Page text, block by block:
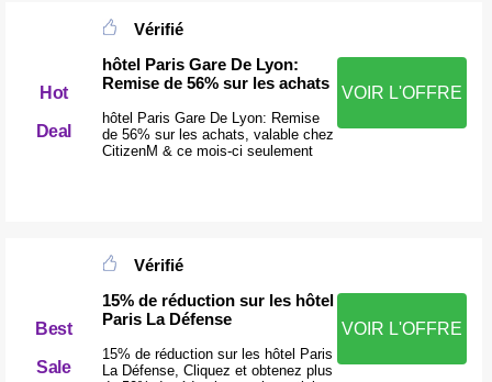
Hot
Deal
Vérifié
hôtel Paris Gare De Lyon:
Remise de 56% sur les achats
hôtel Paris Gare De Lyon: Remise
de 56% sur les achats, valable chez
CitizenM & ce mois-ci seulement
VOIR L'OFFRE
Best
Sale
Vérifié
15% de réduction sur les hôtel
Paris La Défense
15% de réduction sur les hôtel Paris
La Défense, Cliquez et obtenez plus
VOIR L'OFFRE